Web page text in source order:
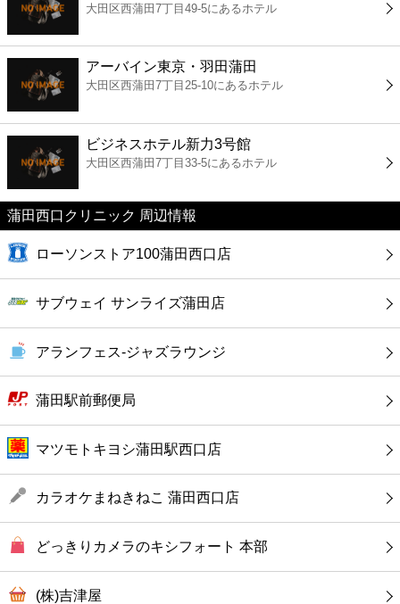
書店
ファミレス
ファーストフード
カフェ
ショッピング
銀行
公共
大田区西蒲田7丁目49-5にあるホテル
アーバイン東京・羽田蒲田
大田区西蒲田7丁目25-10にあるホテル
ビジネスホテル新力3号館
大田区西蒲田7丁目33-5にあるホテル
蒲田西口クリニック 周辺情報
ローソンストア100蒲田西口店
サブウェイ サンライズ蒲田店
アランフェス‐ジャズラウンジ
蒲田駅前郵便局
マツモトキヨシ蒲田駅西口店
カラオケまねきねこ 蒲田西口店
どっきりカメラのキシフォート 本部
(株)吉津屋